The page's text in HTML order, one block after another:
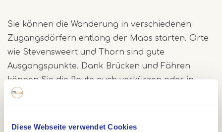
Diese Webseite verwendet Cookies
Sie können die Wanderung in verschiedenen
Zugangsdörfern entlang der Maas starten. Orte
wie Stevensweert und Thorn sind gute
Ausgangspunkte. Dank Brücken und Fähren
können Sie die Route auch verkürzen oder in
kleinere Etappen aufteilen.
Möchten Sie gut vorbereitet losgehen? Es gibt